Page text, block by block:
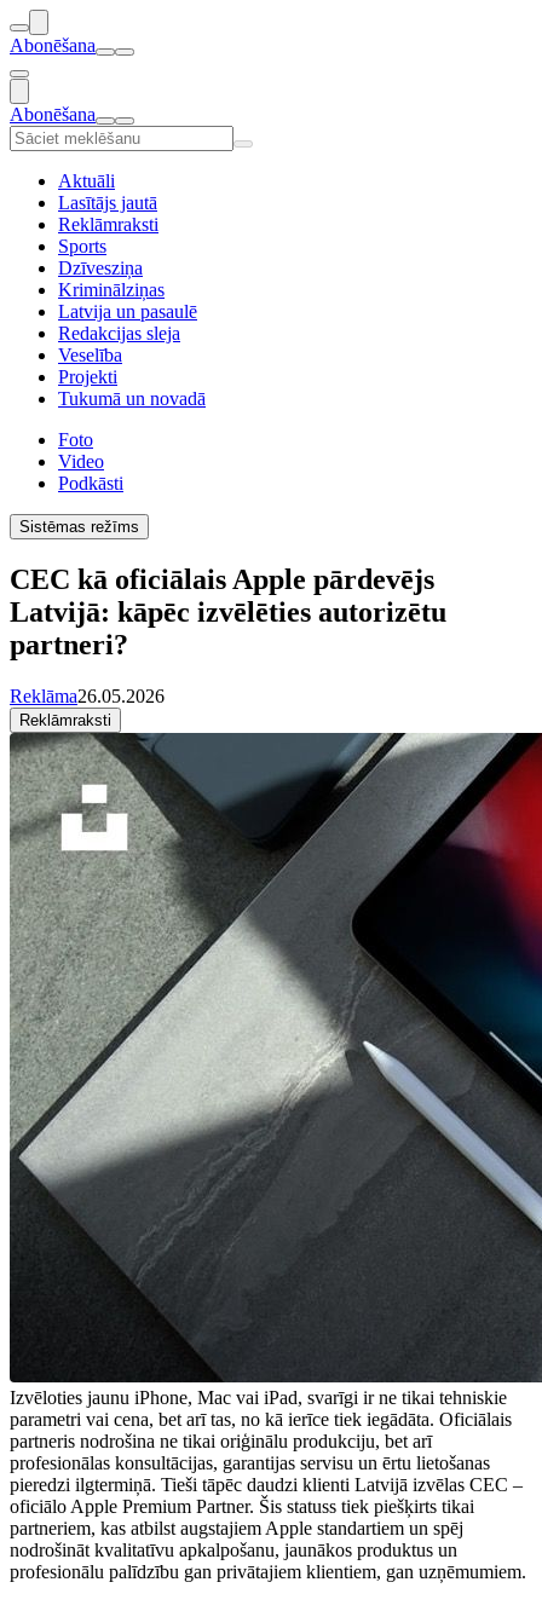
Abonēšana
Abonēšana
Aktuāli
Lasītājs jautā
Reklāmraksti
Sports
Dzīvesziņa
Kriminālziņas
Latvija un pasaulē
Redakcijas sleja
Veselība
Projekti
Tukumā un novadā
Foto
Video
Podkāsti
Sistēmas režīms
CEC kā oficiālais Apple pārdevējs
Latvijā: kāpēc izvēlēties autorizētu
partneri?
Reklāma26.05.2026
Reklāmraksti
Izvēloties jaunu iPhone, Mac vai iPad, svarīgi ir ne tikai tehniskie
parametri vai cena, bet arī tas, no kā ierīce tiek iegādāta. Oficiālais
partneris nodrošina ne tikai oriģinālu produkciju, bet arī
profesionālas konsultācijas, garantijas servisu un ērtu lietošanas
pieredzi ilgtermiņā. Tieši tāpēc daudzi klienti Latvijā izvēlas CEC –
oficiālo Apple Premium Partner. Šis statuss tiek piešķirts tikai
partneriem, kas atbilst augstajiem Apple standartiem un spēj
nodrošināt kvalitatīvu apkalpošanu, jaunākos produktus un
profesionālu palīdzību gan privātajiem klientiem, gan uzņēmumiem.